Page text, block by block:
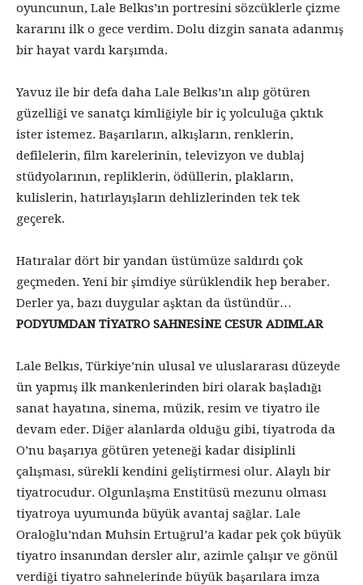
oyuncunun, Lale Belkıs’ın portresini sözcüklerle çizme
kararını ilk o gece verdim. Dolu dizgin sanata adanmış
bir hayat vardı karşımda.
Yavuz ile bir defa daha Lale Belkıs’ın alıp götüren
güzelliği ve sanatçı kimliğiyle bir iç yolculuğa çıktık
ister istemez. Başarıların, alkışların, renklerin,
defilelerin, film karelerinin, televizyon ve dublaj
stüdyolarının, repliklerin, ödüllerin, plakların,
kulislerin, hatırlayışların dehlizlerinden tek tek
geçerek.
Hatıralar dört bir yandan üstümüze saldırdı çok
geçmeden. Yeni bir şimdiye sürüklendik hep beraber.
Derler ya, bazı duygular aşktan da üstündür…
PODYUMDAN TİYATRO SAHNESİNE CESUR ADIMLAR
Lale Belkıs, Türkiye’nin ulusal ve uluslararası düzeyde
ün yapmış ilk mankenlerinden biri olarak başladığı
sanat hayatına, sinema, müzik, resim ve tiyatro ile
devam eder. Diğer alanlarda olduğu gibi, tiyatroda da
O’nu başarıya götüren yeteneği kadar disiplinli
çalışması, sürekli kendini geliştirmesi olur. Alaylı bir
tiyatrocudur. Olgunlaşma Enstitüsü mezunu olması
tiyatroya uyumunda büyük avantaj sağlar. Lale
Oraloğlu’ndan Muhsin Ertuğrul’a kadar pek çok büyük
tiyatro insanından dersler alır, azimle çalışır ve gönül
verdiği tiyatro sahnelerinde büyük başarılara imza